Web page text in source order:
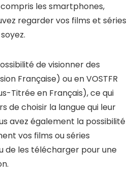
les smartphones,
regarder vos films et séries
de visionner des
Française) ou en VOSTFR
Titrée en Français), ce qui
de choisir la langue qui leur
avez également la possibilité
vos films ou séries
de les télécharger pour une